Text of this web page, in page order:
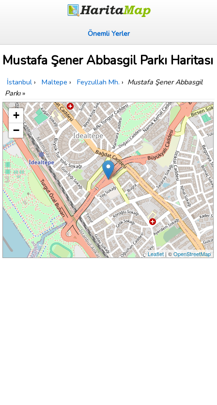
Önemli Yerler
Mustafa Şener Abbasgil Parkı Haritası
İstanbul › Maltepe › Feyzullah Mh. › Mustafa Şener Abbasgil
Parkı»
+
−
Leaflet| ©OpenStreetMap